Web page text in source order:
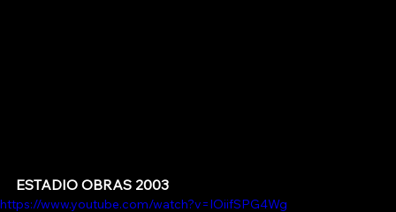
ESTADIO OBRAS 2003
https://www.youtube.com/watch?v=IOiifSPG4Wg